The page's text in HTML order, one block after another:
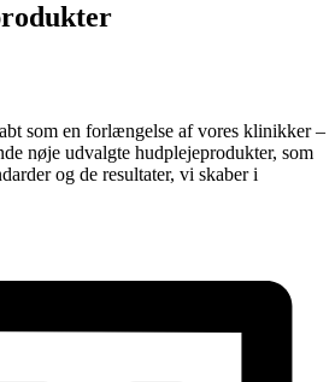
som en forlængelse af vores klinikker –
nøje udvalgte hudplejeprodukter, som
og de resultater, vi skaber i